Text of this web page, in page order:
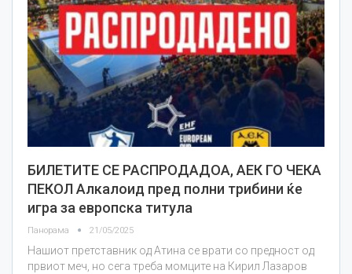
БИЛЕТИТЕ СЕ РАСПРОДАДОА, АЕК ГО ЧЕКА
ПЕКОЛ Алкалоид пред полни трибини ќе
игра за европска титула
Панорама 21/05/2025
Нашиот претставник од Атина се врати со предност од
првиот меч, но сега треба момците на Кирил Лазаров